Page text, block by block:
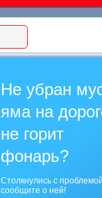
Не убран
яма на
не горит
фонарь?
Столкнулись с
сообщите о ней!